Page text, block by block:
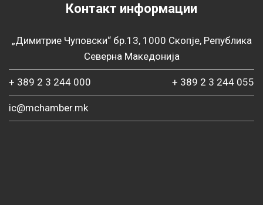
Контакт информации
„Димитрие Чуповски“ бр.13, 1000 Скопје, Република
Северна Македонија
+ 389 2 3 244 000 + 389 2 3 244 055
ic@mchamber.mk